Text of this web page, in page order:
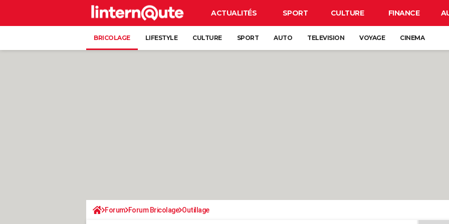
ACTUALITÉS SPORT CULTURE FINANCE
BRICOLAGE LIFESTYLE CULTURE SPORT AUTO TELEVISION VOYAGE CINEMA
Forum Forum Bricolage Outillage